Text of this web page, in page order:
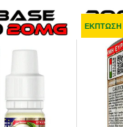
ΕΚΠΤΩΣΗ